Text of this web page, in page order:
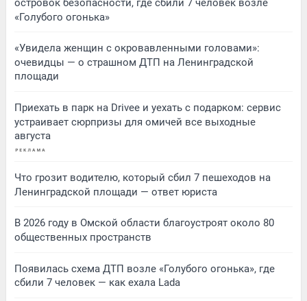
«Голубого огонька»
«Увидела женщин с окровавленными головами»:
очевидцы — о страшном ДТП на Ленинградской
площади
Приехать в парк на Drivee и уехать с подарком: сервис
устраивает сюрпризы для омичей все выходные
августа
Что грозит водителю, который сбил 7 пешеходов на
Ленинградской площади — ответ юриста
В 2026 году в Омской области благоустроят около 80
общественных пространств
Появилась схема ДТП возле «Голубого огонька», где
сбили 7 человек — как ехала Lada